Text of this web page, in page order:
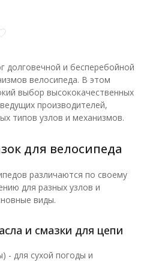
долговечной и бесперебойной
велосипеда. В этом
выбор высококачественных
производителей,
типов узлов и механизмов.
для велосипеда
различаются по своему
для разных узлов и
виды.
и смазки для цепи
- для сухой погоды и